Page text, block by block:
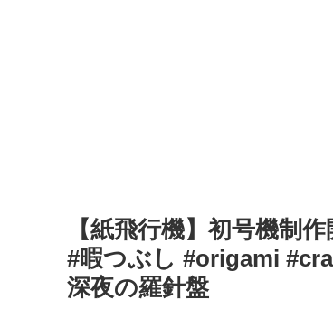
【紙飛行機】初号機制
#暇つぶし #origami
深夜の羅針盤